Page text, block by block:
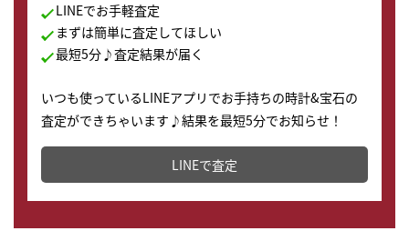
LINEでお手軽査定
まずは簡単に査定してほしい
最短5分♪査定結果が届く
いつも使っているLINEアプリでお手持ちの時計&宝石の
査定ができちゃいます♪結果を最短5分でお知らせ！
どこからでもすぐに査定金額を知ることが出来ます。
LINEで査定